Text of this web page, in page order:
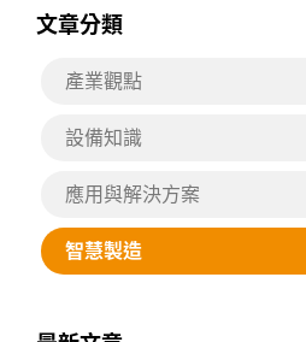
文章分類
產業觀點
設備知識
應用與解決方案
智慧製造